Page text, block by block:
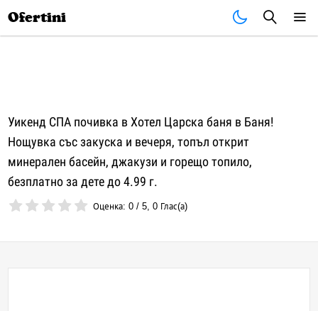
Ofertini
Уикенд СПА почивка в Хотел Царска баня в Баня!
Нощувка със закуска и вечеря, топъл открит
минерален басейн, джакузи и горещо топило,
безплатно за дете до 4.99 г.
Оценка:0 /5,0 Глас(а)